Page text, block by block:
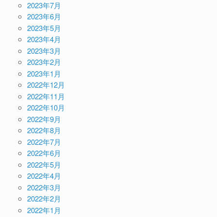
2023年7月
2023年6月
2023年5月
2023年4月
2023年3月
2023年2月
2023年1月
2022年12月
2022年11月
2022年10月
2022年9月
2022年8月
2022年7月
2022年6月
2022年5月
2022年4月
2022年3月
2022年2月
2022年1月